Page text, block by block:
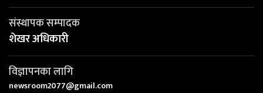
संस्थापक सम्पादक
शेखर अधिकारी
विज्ञापनका लागि
newsroom2077@gmail.com